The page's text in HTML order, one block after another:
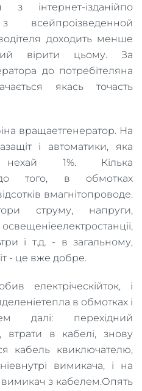
інтернет-ізданійпо
всейпроізведенной
доходить менше
вірити цьому. За
до потребітеляна
якась точасть
вращаетгенератор. На
і автоматики, яка
нехай 1%. Кілька
до того, в обмотках
вмагнітопроводе.
струму, напруги,
і т.д. - в загальному,
- це вже добре.
електріческійток, і
в обмотках і
далі: перехідний
втрати в кабелі, знову
кабель квиключателю,
вимикача, і на
вимикач з кабелем.Опять